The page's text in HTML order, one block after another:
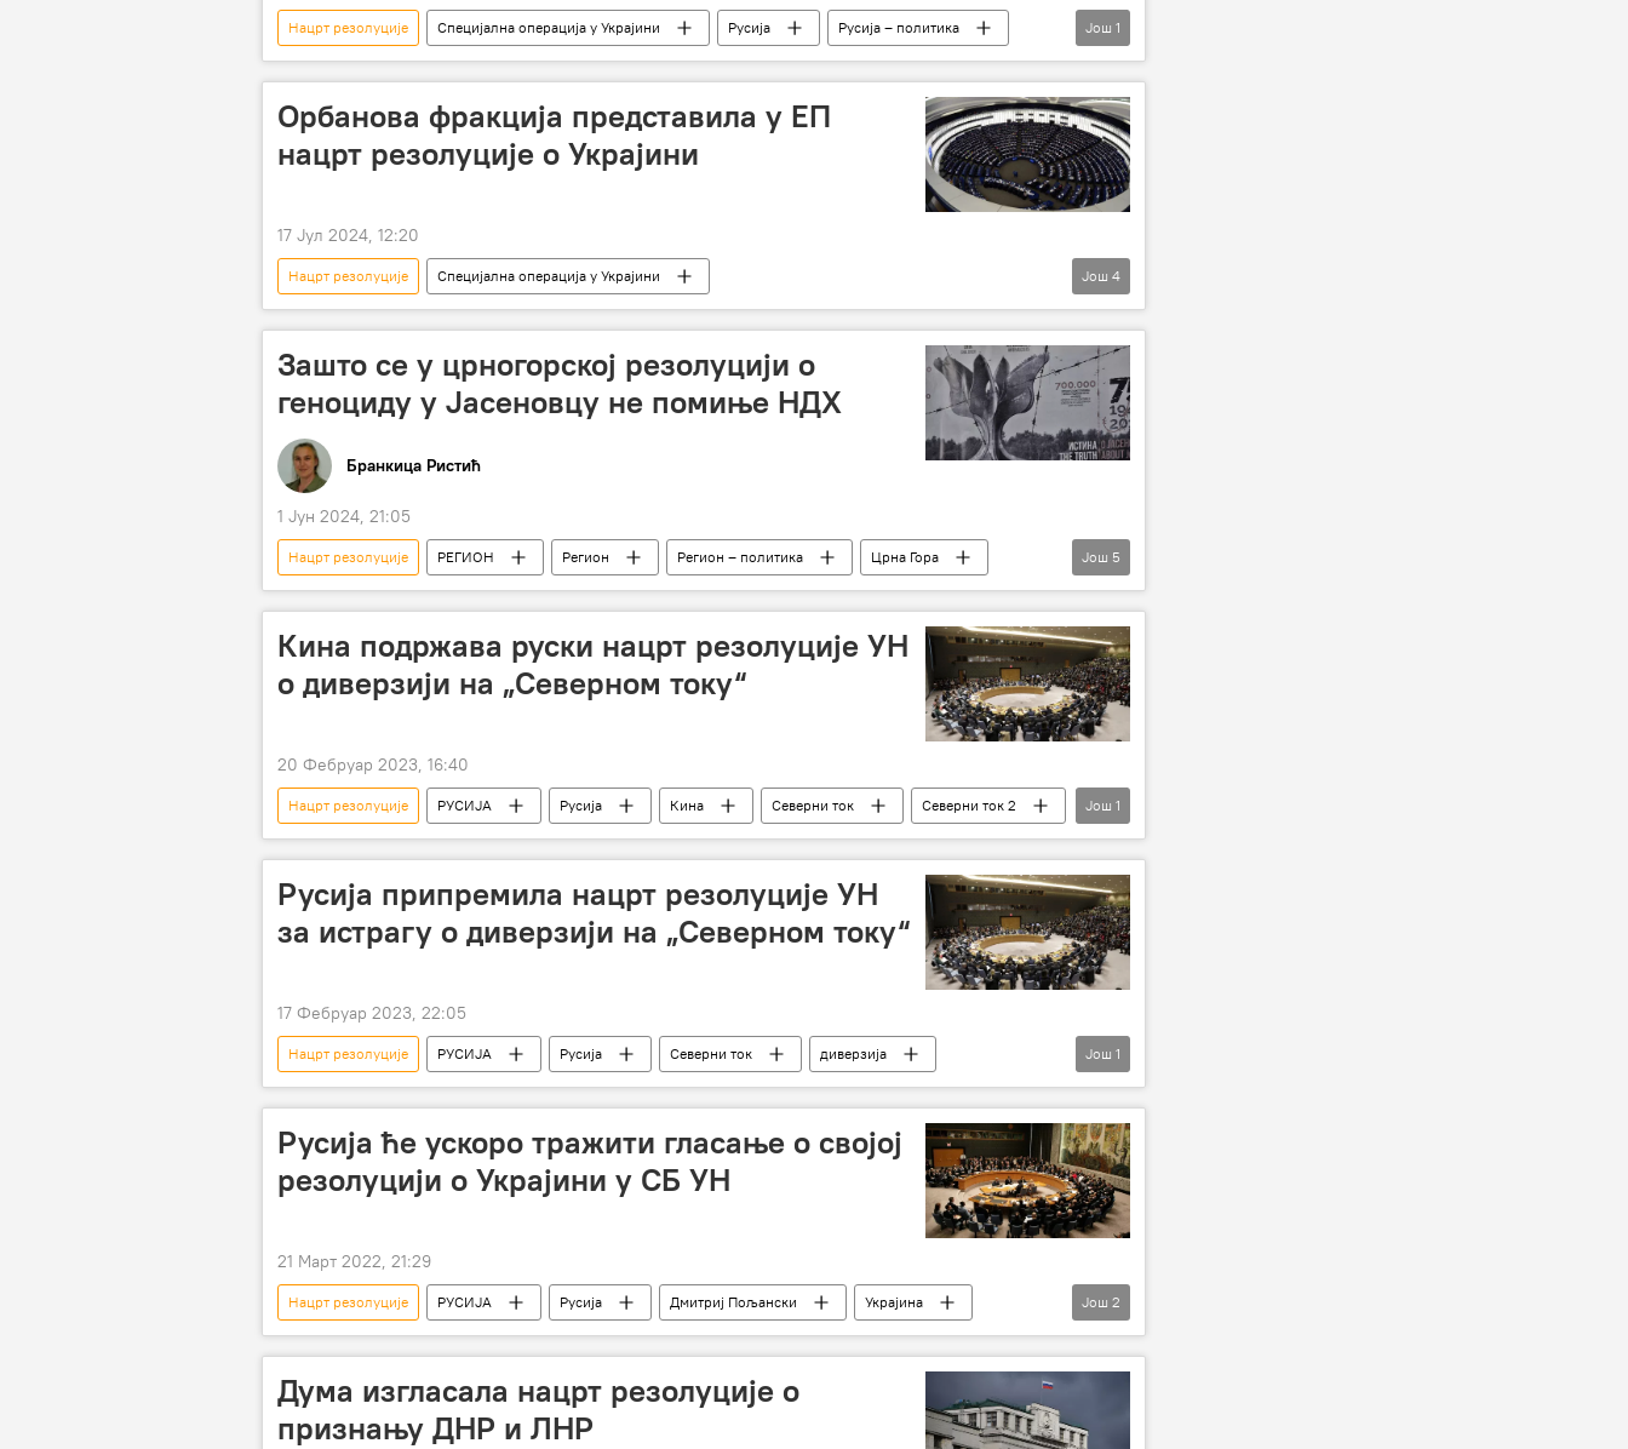
Нацрт резолуције Специјална операција у Украјини Русија
Русија – политика
САД
Још 1
Орбанова фракција представила у ЕП
нацрт резолуције о Украјини
17 Јул 2024, 12:20
Нацрт резолуције
Специјална операција у Украјини
Специјална војна операција у Украјини – вести
Европска унија (ЕУ)
Мађарска
Још 4
Зашто се у црногорској резолуцији о
геноциду у Јасеновцу не помиње НДХ
Бранкица Ристић
1 Јун 2024, 21:05
Нацрт резолуције РЕГИОН Регион Регион – политика
Црна Гора
резолуција о геноциду
Јасеновац парламент гласање Срби
Још 5
Кина подржава руски нацрт резолуције УН
о диверзији на „Северном току“
20 Фебруар 2023, 16:40
Нацрт резолуције РУСИЈА Русија Кина Северни ток
Северни ток 2
Савет безбедности УН
Још 1
Русија припремила нацрт резолуције УН
за истрагу о диверзији на „Северном току“
17 Фебруар 2023, 22:05
Нацрт резолуције РУСИЈА Русија Северни ток
диверзија
Савет безбедности УН
Још 1
Русија ће ускоро тражити гласање о својој
резолуцији о Украјини у СБ УН
21 Март 2022, 21:29
Нацрт резолуције РУСИЈА Русија Дмитриј Пољански
Украјина
Специјална операција у Украјини
Савет безбедности УН
Још 2
Дума изгласала нацрт резолуције о
признању ДНР и ЛНР